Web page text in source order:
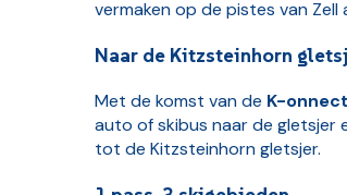
vermaken op de pistes van Zell
Naar de Kitzsteinhorn
Met de komst van de K-
auto of skibus naar de gletsjer
tot de Kitzsteinhorn gletsjer.